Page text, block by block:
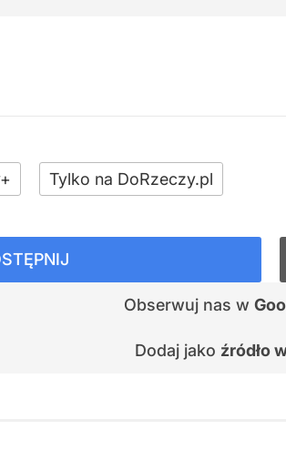
Tylko na DoRzeczy.pl
Obserwuj nas w
Dodaj jako źródło